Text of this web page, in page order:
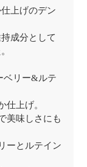
上げのデン
成分として
ベリー&ルテ
仕上げ。
美味しさにも
ーとルテイン